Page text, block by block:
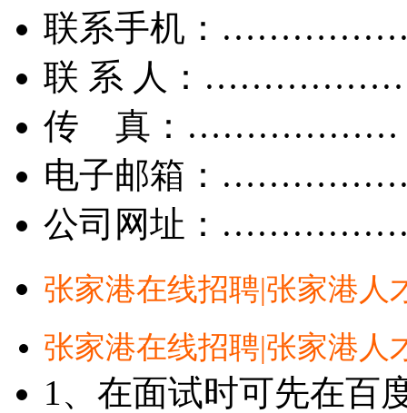
联系手机：
联 系 人：
传 真：………………
电子邮箱：
公司网址：
张家港在线招聘|张家港人
张家港在线招聘|张家港人
1、在面试时可先在百